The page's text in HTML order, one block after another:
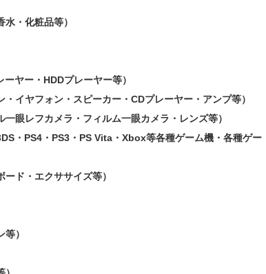
・化粧品等）
ヤー・HDDプレーヤー等）
イヤフォン・スピーカー・CDプレーヤー・アンプ等）
眼レフカメラ・フィルム一眼カメラ・レンズ等）
・PS4・PS3・PS Vita・Xbox等各種ゲーム機・各種ゲー
ド・エクササイズ等）
）